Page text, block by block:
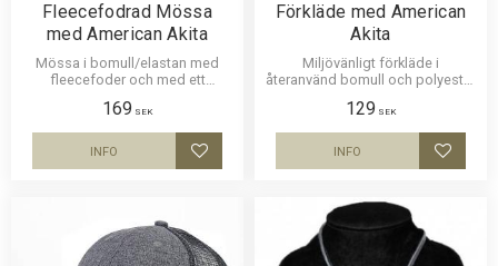
Fleecefodrad Mössa
med American Akita
Mössa i bomull/elastan med
fleecefoder och med ett
Akita. Mössan finns i flera färger.
169 SEK
Lägg till i favoriter
INFO
Förkläde med American
Akita
Miljövänligt förkläde i
återanvänd bomull och polyester
Motivstorlek ca 18 x 15 cm.
129 SEK
Lägg
INFO